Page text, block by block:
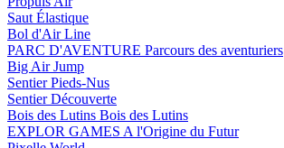
Saut Élastique
Bol d'Air Line
PARC D'AVENTURE Parcours des aventuriers
Big Air Jump
Sentier Pieds-Nus
Sentier Découverte
Bois des Lutins Bois des Lutins
EXPLOR GAMES A l'Origine du Futur